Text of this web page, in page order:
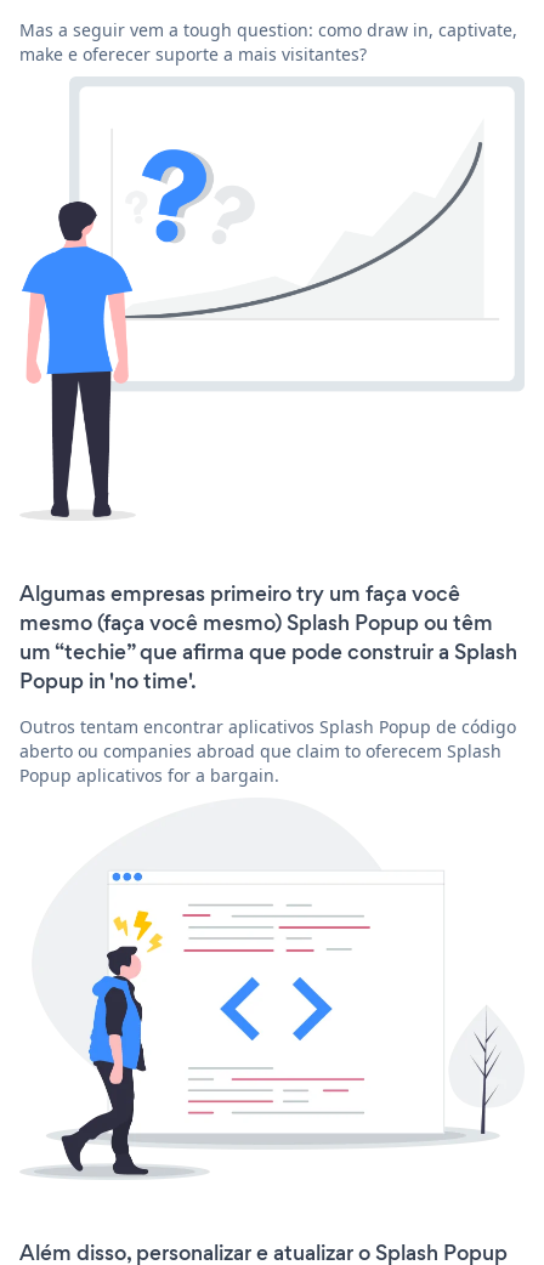
Mas a seguir vem a tough question: como draw in, captivate,
make e oferecer suporte a mais visitantes?
Algumas empresas primeiro try um faça você
mesmo (faça você mesmo) Splash Popup ou têm
um “techie” que afirma que pode construir a Splash
Popup in 'no time'.
Outros tentam encontrar aplicativos Splash Popup de código
aberto ou companies abroad que claim to oferecem Splash
Popup aplicativos for a bargain.
Além disso, personalizar e atualizar o Splash Popup